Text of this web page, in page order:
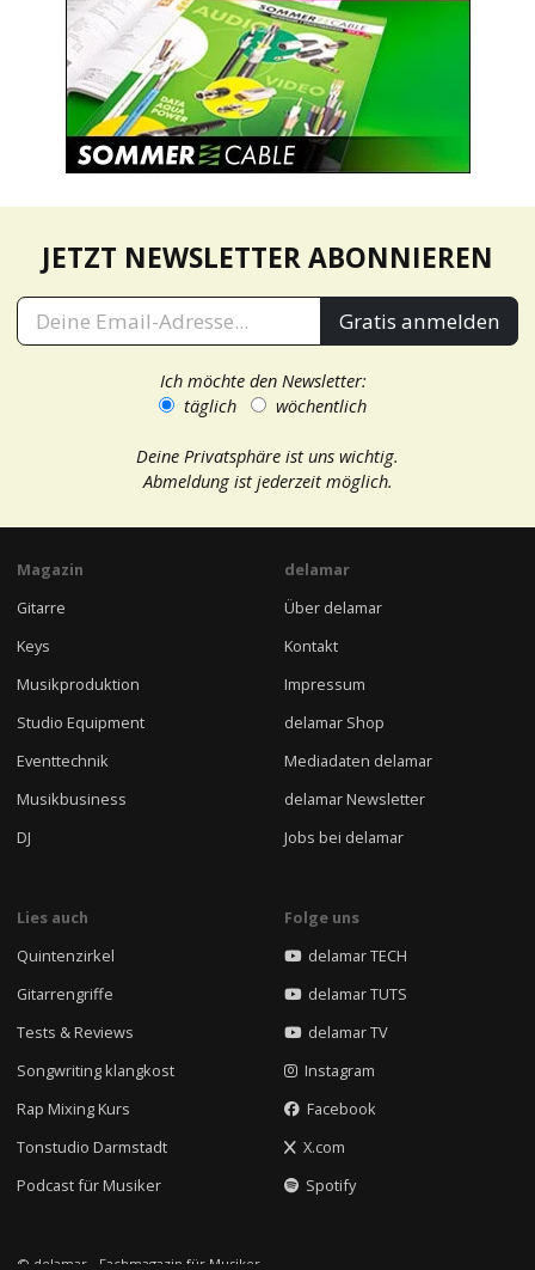
JETZT NEWSLETTER ABONNIEREN
Gratis anmelden
Ich möchte den Newsletter:
täglich
wöchentlich
Deine Privatsphäre ist uns wichtig.
Abmeldung ist jederzeit möglich.
Magazin
Gitarre
Keys
Musikproduktion
Studio Equipment
Eventtechnik
Musikbusiness
DJ
delamar
Über delamar
Kontakt
Impressum
delamar Shop
Mediadaten delamar
delamar Newsletter
Jobs bei delamar
Lies auch
Quintenzirkel
Gitarrengriffe
Tests & Reviews
Songwriting klangkost
Rap Mixing Kurs
Tonstudio Darmstadt
Podcast für Musiker
Folge uns
delamar TECH
delamar TUTS
delamar TV
Instagram
Facebook
X.com
Spotify
© delamar - Fachmagazin für Musiker